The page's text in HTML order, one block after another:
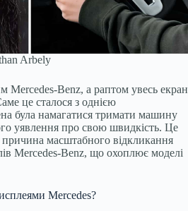
Arbely
Mercedes-Benz, а раптом увесь екран
це сталося з однією
була намагатися тримати машину
уявлення про свою швидкість. Це
масштабного відкликання
Mercedes-Benz, що охоплює моделі
Mercedes?